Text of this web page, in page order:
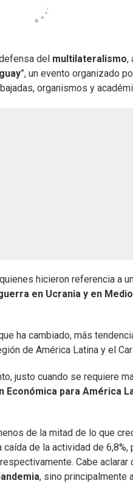
del multilateralismo,
”, un evento organizado
organismos y
hicieron referencia a
en Ucrania y en
ha cambiado, más
de América Latina y el
justo cuando se requiere
Económica para América
de la mitad de lo que
caída de la actividad de
Cabe
, sino principalmente